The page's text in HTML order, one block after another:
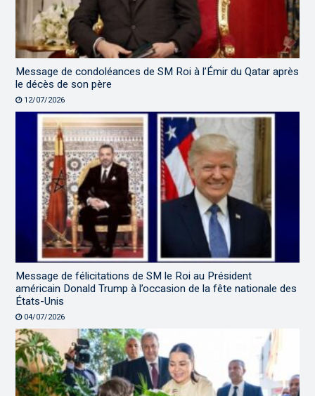
Message de condoléances de SM Roi à l’Émir du Qatar après
le décès de son père
12/07/2026
Message de félicitations de SM le Roi au Président
américain Donald Trump à l’occasion de la fête nationale des
États-Unis
04/07/2026